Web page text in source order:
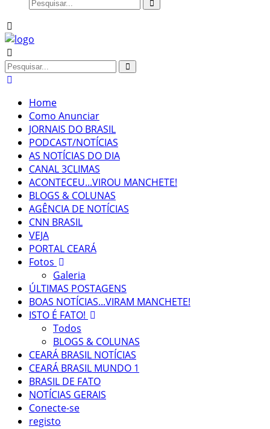
Home
Como Anunciar
JORNAIS DO BRASIL
PODCAST/NOTÍCIAS
AS NOTÍCIAS DO DIA
CANAL 3CLIMAS
ACONTECEU...VIROU MANCHETE!
BLOGS & COLUNAS
AGÊNCIA DE NOTÍCIAS
CNN BRASIL
VEJA
PORTAL CEARÁ
Fotos
Galeria
ÚLTIMAS POSTAGENS
BOAS NOTÍCIAS...VIRAM MANCHETE!
ISTO É FATO!
Todos
BLOGS & COLUNAS
CEARÁ BRASIL NOTÍCIAS
CEARÁ BRASIL MUNDO 1
BRASIL DE FATO
NOTÍCIAS GERAIS
Conecte-se
registo